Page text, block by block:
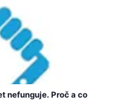
nefunguje. Proč a co